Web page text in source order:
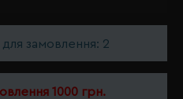
для замовлення: 2
1000 грн.